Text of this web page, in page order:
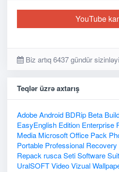
YouTube
Biz artıq 6437 gündür
Teqlər üzrə axtarış
AdobeAndroid BDRip Beta
EasyEnglish Edition Enterprise
Media MicrosoftOffice Pack
Portable Professional Recovery
Repack ruscaSetiSoftware
UralSOFTVideoVizual